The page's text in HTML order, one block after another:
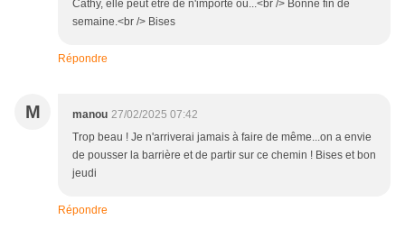
Cathy, elle peut être de n'importe où...<br /> Bonne fin de
semaine.<br /> Bises
Répondre
M manou 27/02/2025 07:42
Trop beau ! Je n'arriverai jamais à faire de même...on a envie
de pousser la barrière et de partir sur ce chemin ! Bises et bon
jeudi
Répondre